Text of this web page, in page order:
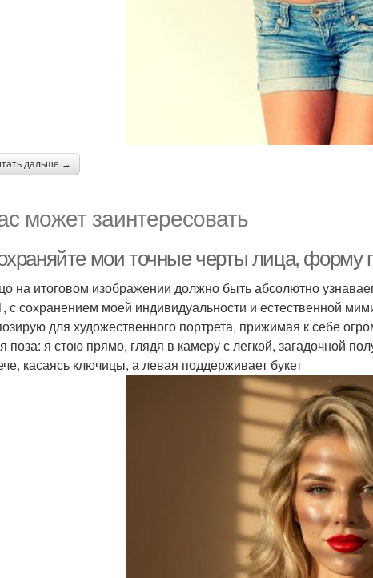
дальше →
может заинтересовать
мои точные черты лица, форму
на итоговом изображении должно быть абсолютно
с сохранением моей индивидуальности и естественной
для художественного портрета, прижимая к себе
поза: я стою прямо, глядя в камеру с легкой, загадочной
касаясь ключицы, а левая поддерживает букет